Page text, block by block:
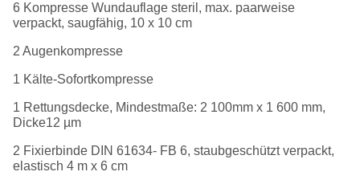
6 Kompresse Wundauflage steril, max. paarweise
verpackt, saugfähig, 10 x 10 cm
2 Augenkompresse
1 Kälte-Sofortkompresse
1 Rettungsdecke, Mindestmaße: 2 100mm x 1 600 mm,
Dicke12 µm
2 Fixierbinde DIN 61634- FB 6, staubgeschützt verpackt,
elastisch 4 m x 6 cm